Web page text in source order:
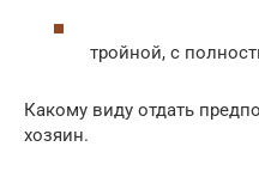
тройной, с
Какому виду отдать
хозяин.